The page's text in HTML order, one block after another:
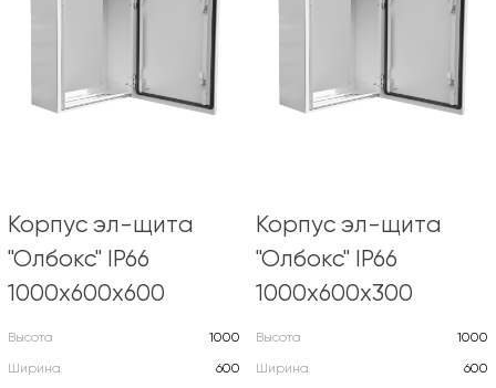
Корпус эл-щита
"Олбокс" IP66
1000х600х600
Высота
1000
Ширина
600
Корпус эл-щита
"Олбокс" IP66
1000х600х300
Высота
1000
Ширина
600